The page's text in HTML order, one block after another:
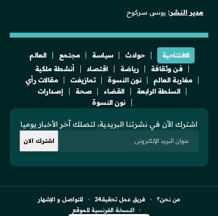
مدير النشر: يونس سركوح
الافتتاحية حوادث سياسة مجتمع
العالم
فن وثقافة
رياضة اقتصاد
أنشطة ملكية
مغاربة العالم
نون النسوة تمازيغت
مقالات رأي
السلطة الرابعة
القضاء صحة
إصدارات
نون النسوة
اشترك الآن في نشرتنا البريدية، لتصلك آخر الأخبار يوميا
من نحن؟ فريق عمل تحقيقـ24
للتواصل و الإشهار
النسخة الفرنسية للموقع